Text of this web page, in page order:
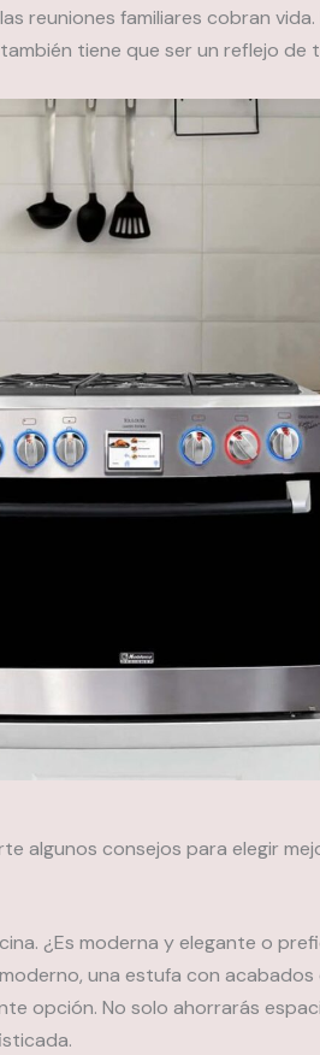
reuniones familiares cobran
tiene que ser un reflejo de
algunos consejos para elegir
¿Es moderna y elegante o
una estufa con
opción. No solo ahorrarás